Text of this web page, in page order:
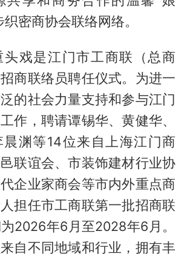
密商协会联络网络。
头戏是江门市工商联（总商
商联络员聘任仪式。为进一
的社会力量支持和参与江门
作，聘请谭锡华、黄健华、
渊等14位来自上海江门商
联谊会、市装饰建材行业协
企业家商会等市内外重点商
担任市工商联第一批招商联
2026年6月至2028年6月。
自不同地域和行业，拥有丰